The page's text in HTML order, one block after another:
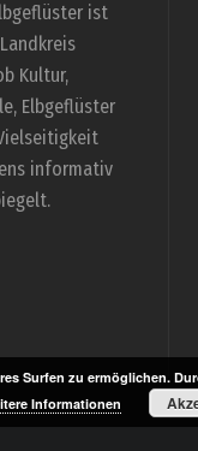
ist
Kultur,
Elbgeflüster
informativ
Surfen zu ermöglichen.
Informationen